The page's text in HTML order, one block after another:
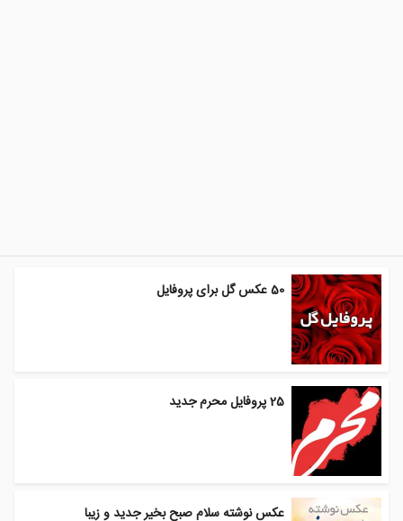
50 عکس گل برای پروفایل
25 پروفایل محرم جدید
عکس نوشته سلام صبح بخیر جدید و زیبا